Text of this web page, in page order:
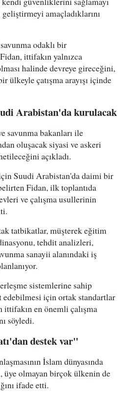
amaçladıklarını
odaklı bir
ittifakın yalnızca
halinde devreye gireceğini,
ülkeyle çatışma arayışı içinde
Arabistan'da kurulacak
savunma bakanları ile
oluşacak siyasi ve askeri
açıkladı.
Suudi Arabistan'da daimi bir
Fidan, ilk toplantıda
ve çalışma usullerinin
tatbikatlar, müşterek eğitim
tehdit analizleri,
sanayii alanındaki iş
sistemlerine sahip
için ortak standartlar
en önemli çalışma
söyledi.
destek var"
İslam dünyasında
üye olmayan birçok ülkenin de
ifade etti.